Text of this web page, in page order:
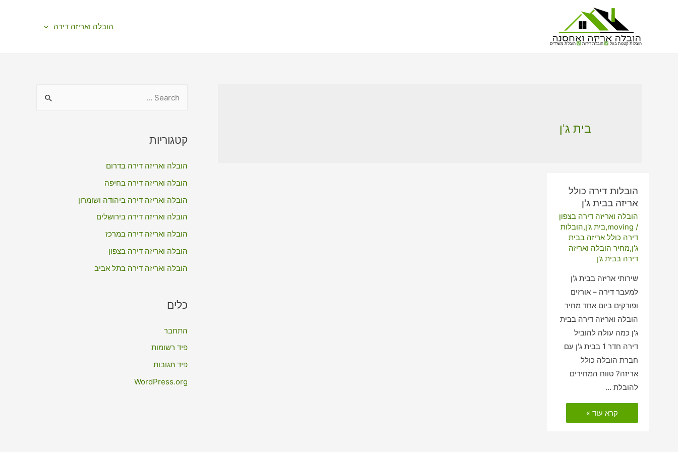
הובלות קטנות בזול הובלת דירות הובלת משרדים
הובלה ואריזה דירה
בית ג'ן
הובלות דירה כולל
אריזה בבית ג'ן
הובלה ואריזה דירה בצפון
/
moving
,בית ג'ן,הובלות
דירה כולל אריזה בבית
ג'ן,מחיר הובלה ואריזה
דירה בבית ג'ן
שירותי אריזה בבית ג'ן
למעבר דירה – אורזים
ופורקים ביום אחד מחיר
הובלה ואריזה דירה בבית
ג'ן כמה עולה להוביל
דירה חדר 1 בבית ג'ן עם
חברת הובלה כולל
אריזה? טווח המחירים
להובלת …
הובלות
דירה
כולל
קרא עוד »
r
h
f
o
קטגוריות
הובלה ואריזה דירה בדרום
הובלה ואריזה דירה בחיפה
הובלה ואריזה דירה ביהודה ושומרון
הובלה ואריזה דירה בירושלים
הובלה ואריזה דירה במרכז
הובלה ואריזה דירה בצפון
הובלה ואריזה דירה בתל אביב
כלים
התחבר
פיד רשומות
פיד תגובות
WordPress.org